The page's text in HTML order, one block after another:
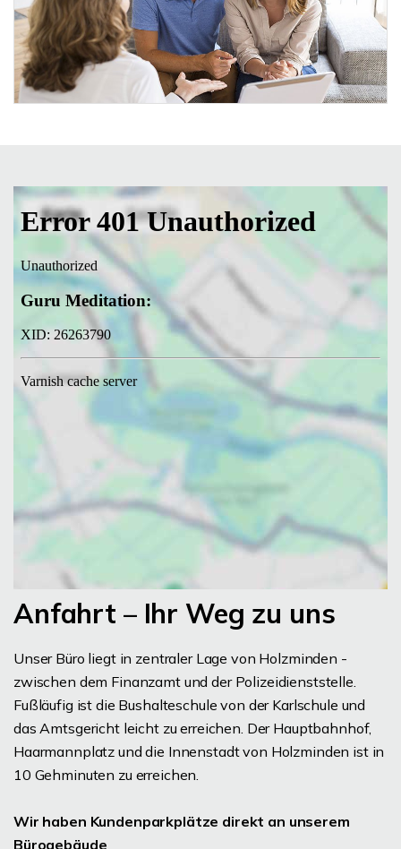
Anfahrt – Ihr Weg zu uns
Unser Büro liegt in zentraler Lage von Holzminden -
zwischen dem Finanzamt und der Polizeidienststelle.
Fußläufig ist die Bushalteschule von der Karlschule und
das Amtsgericht leicht zu erreichen. Der Hauptbahnhof,
Haarmannplatz und die Innenstadt von Holzminden ist in
10 Gehminuten zu erreichen.
Wir haben Kundenparkplätze direkt an unserem
Bürogebäude